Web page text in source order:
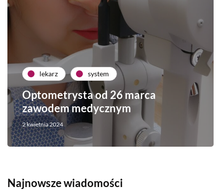
lekarz system
Optometrysta od 26 marca
zawodem medycznym
2 kwietnia 2024
Najnowsze wiadomości